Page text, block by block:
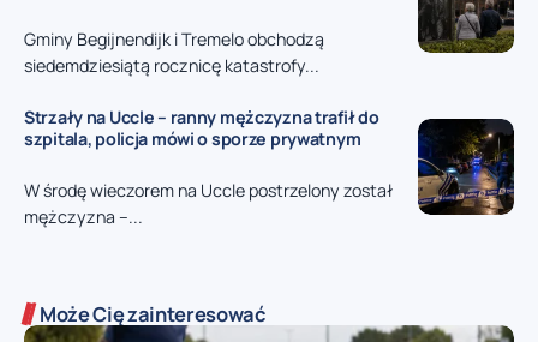
Gminy Begijnendijk i Tremelo obchodzą
siedemdziesiątą rocznicę katastrofy...
Strzały na Uccle – ranny mężczyzna trafił do
szpitala, policja mówi o sporze prywatnym
W środę wieczorem na Uccle postrzelony został
mężczyzna –...
Może Cię zainteresować